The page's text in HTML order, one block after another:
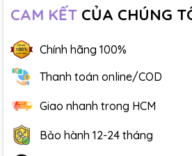
CAM KẾT CỦA CHÚNG
Chính hãng 100%
Thanh toán online/COD
Giao nhanh trong HCM
Bảo hành 12-24 tháng